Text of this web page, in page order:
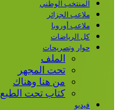
المنتخب الوطني
ملاعب الجزائر
ملاعب أوروبا
كل الرياضات
حوار وتصريحات
الملف
تحت المجهر
من هنا وهناك
كتاب تحت الطبع
فيديو